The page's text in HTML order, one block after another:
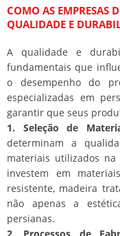
COMO AS EMPRESAS
QUALIDADE E
A qualidade e
fundamentais que
o desempenho do
especializadas em
garantir que seus
1. Seleção de
determinam a
materiais utilizados
investem em
resistente, madeira
não apenas a
persianas.